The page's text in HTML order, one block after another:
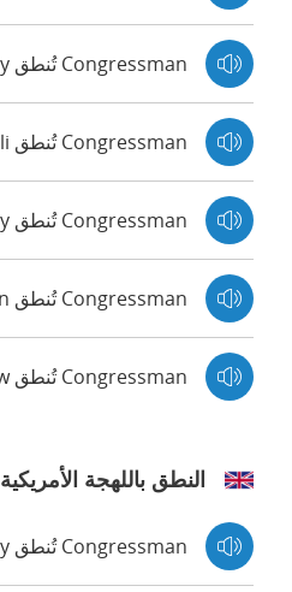
Congressman تُنطق Kimberly
Congressman تُنطق Salli
Congressman تُنطق Joey
Congressman تُنطق Justin
Congressman تُنطق Matthew
النطق باللهجة الأمريكية
Congressman تُنطق Amy